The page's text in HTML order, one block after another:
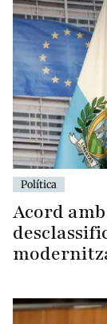
Política
Acord